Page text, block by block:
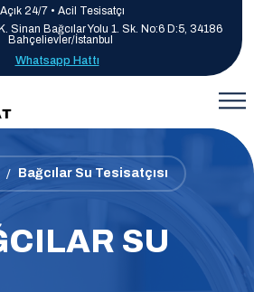
Açık 24/7 • Acil Tesisatçı
Sinan Bağcılar Yolu 1. Sk. No:6 D:5, 34186
Bahçelievler/İstanbul
Whatsapp Hattı
Bağcılar Su Tesisatçısı
SU